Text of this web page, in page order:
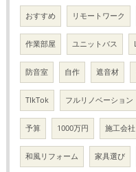
おすすめ リモートワーク
作業部屋 ユニットバス
防音室 自作 遮音材
TIkTok フルリノベーション
予算 1000万円 施工会社
和風リフォーム 家具選び